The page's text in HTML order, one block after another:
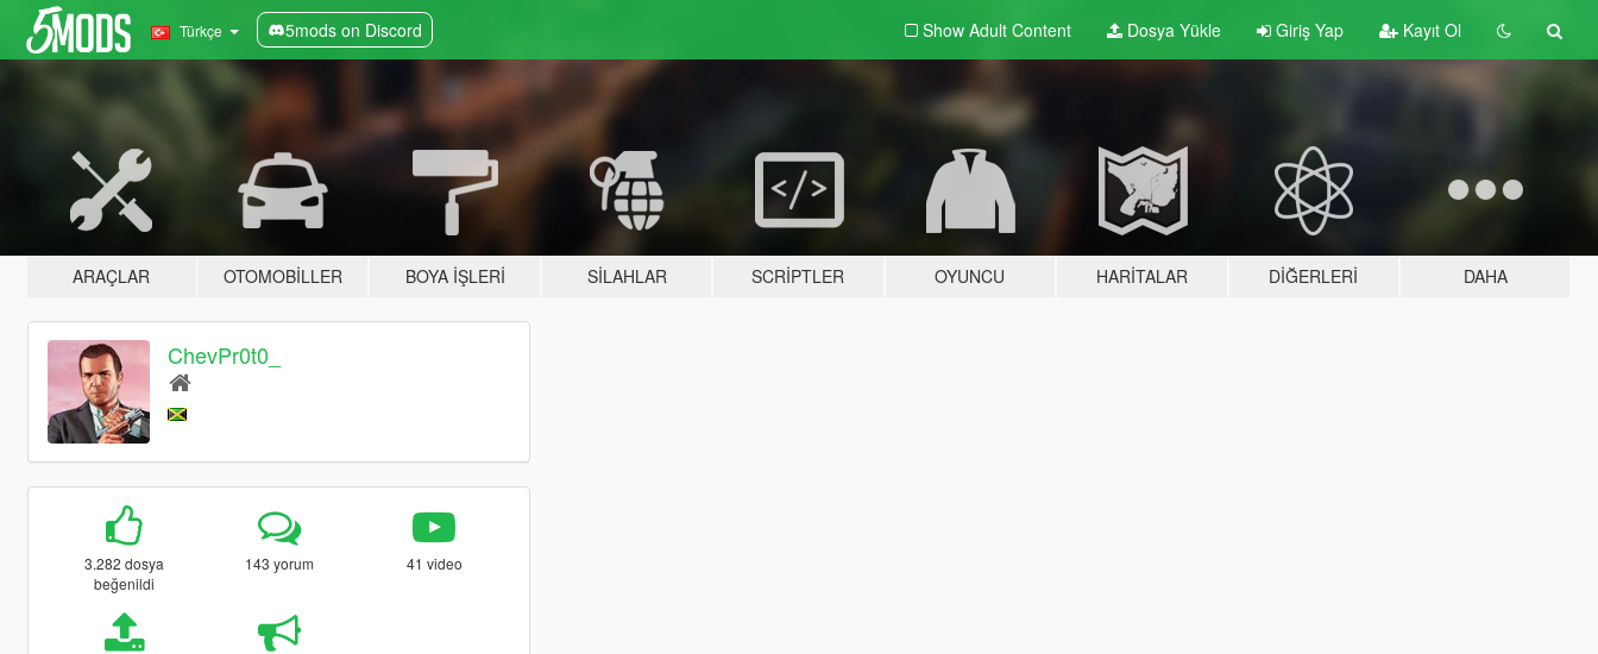
Türkçe 5mods on Discord Show Adult Content Dosya Yükle Giriş Yap Kayıt Ol
ARAÇLAR OTOMOBILLER BOYA İŞLERI SILAHLAR SCRIPTLER OYUNCU HARITALAR DIĞERLERI DAHA
ChevPr0t0_
3.282 dosya
beğenildi
143 yorum 41 video